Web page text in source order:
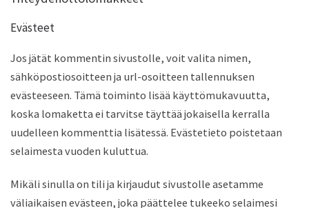
Evästeet
Jos jätät kommentin sivustolle, voit valita nimen,
sähköpostiosoitteen ja url-osoitteen tallennuksen
evästeeseen. Tämä toiminto lisää käyttömukavuutta,
koska lomaketta ei tarvitse täyttää jokaisella kerralla
uudelleen kommenttia lisätessä. Evästetieto poistetaan
selaimesta vuoden kuluttua.
Mikäli sinulla on tili ja kirjaudut sivustolle asetamme
väliaikaisen evästeen, joka päättelee tukeeko selaimesi